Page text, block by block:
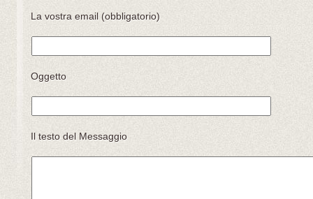
La vostra email (obbligatorio)
Oggetto
Il testo del Messaggio